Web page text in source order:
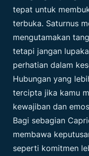
tepat untuk
terbuka. Saturnus
mengutamakan
tetapi jangan
perhatian dalam
Hubungan yang
tercipta jika kamu
kewajiban dan
Bagi sebagian
membawa
seperti komitmen